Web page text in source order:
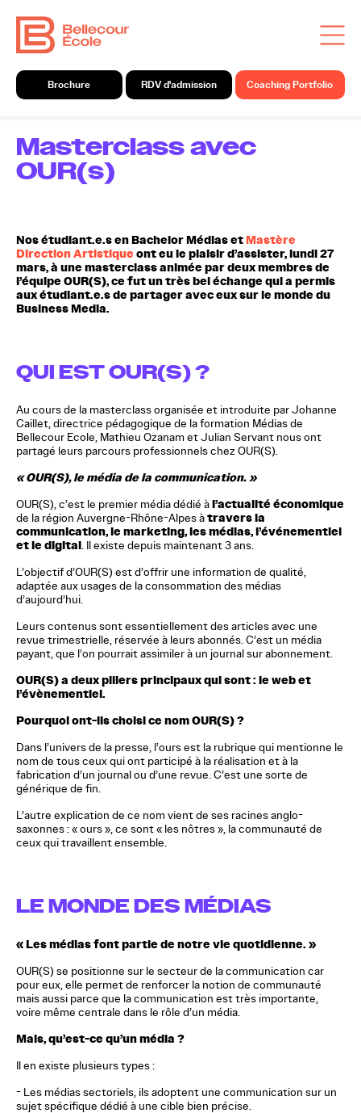
Masterclass avec
OUR(s)
Nos étudiant.e.s en Bachelor Médias etMastère
Direction Artistiqueont eu le plaisir d’assister, lundi 27
mars, à une masterclass animée par deux membres de
l’équipe OUR(S), ce fut un très bel échange qui a permis
aux étudiant.e.s de partager avec eux sur le monde du
Business Media.
QUI EST OUR(S) ?
Au cours de la masterclass organisée et introduite par Johanne
Caillet, directrice pédagogique de la formation Médias de
Bellecour Ecole, Mathieu Ozanam et Julian Servant nous ont
partagé leurs parcours professionnels chez OUR(S).
« OUR(S), le média de la communication. »
OUR(S), c’est le premier média dédié àl’actualité économique
de la région Auvergne-Rhône-Alpes àtravers la
communication, le marketing, les médias, l’événementiel
et le digital. Il existe depuis maintenant 3 ans.
L’objectif d’OUR(S) est d’offrir une information de qualité,
adaptée aux usages de la consommation des médias
d’aujourd’hui.
Leurs contenus sont essentiellement des articles avec une
revue trimestrielle, réservée à leurs abonnés. C’est un média
payant, que l’on pourrait assimiler à un journal sur abonnement.
OUR(S) a deux piliers principaux qui sont : le web et
l’évènementiel.
Pourquoi ont-ils choisi ce nom OUR(S) ?
Dans l’univers de la presse, l’ours est la rubrique qui mentionne le
nom de tous ceux qui ont participé à la réalisation et à la
fabrication d’un journal ou d’une revue. C’est une sorte de
générique de fin.
L’autre explication de ce nom vient de ses racines anglo-
saxonnes : « ours », ce sont « les nôtres », la communauté de
ceux qui travaillent ensemble.
LE MONDE DES MÉDIAS
« Les médias font partie de notre vie quotidienne. »
OUR(S) se positionne sur le secteur de la communication car
pour eux, elle permet de renforcer la notion de communauté
mais aussi parce que la communication est très importante,
voire même centrale dans le rôle d’un média.
Mais, qu’est-ce qu’un média ?
Il en existe plusieurs types :
- Les médias sectoriels, ils adoptent une communication sur un
sujet spécifique dédié à une cible bien précise.
Brochure RDV d'admission Coaching Portfolio